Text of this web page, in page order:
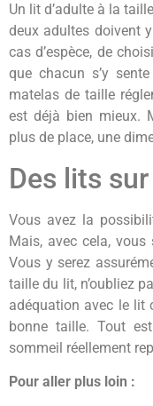
Un lit d’adulte à la
deux adultes doivent
cas d’espèce, de
que chacun s’y
matelas de taille
est déjà bien mieux.
plus de place, une
Des lits
Vous avez la
Mais, avec cela,
Vous y serez
taille du lit, n’oubliez
adéquation avec le lit
bonne taille. Tout
sommeil réellement
Pour aller plus loin :